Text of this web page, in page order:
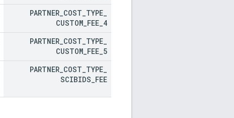
PARTNER COST TYPE
CUSTOM FEE 4
PARTNER COST TYPE
CUSTOM FEE 5
PARTNER COST TYPE
SCIBIDS FEE